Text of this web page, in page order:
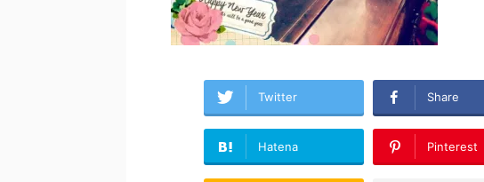
Twitter Share
Hatena Pinterest